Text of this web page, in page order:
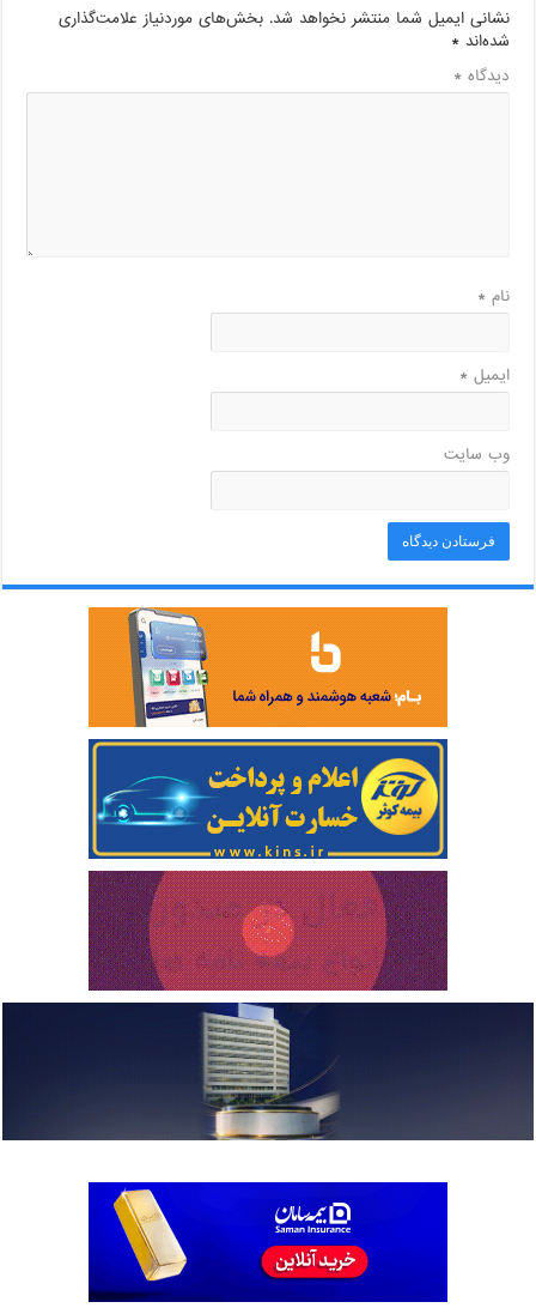
نشانی ایمیل شما منتشر نخواهد شد. بخش‌های موردنیاز علامت‌گذاری
شده‌اند*
دیدگاه*
نام*
ایمیل*
وب‌ سایت